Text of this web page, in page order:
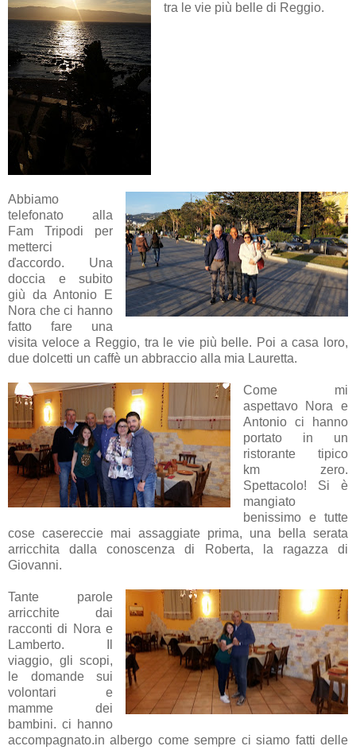
tra le vie più belle di Reggio.
Abbiamo
telefonato alla
Fam Tripodi per
metterci
ďaccordo. Una
doccia e subito
giù da Antonio E
Nora che ci hanno
fatto fare una
visita veloce a Reggio, tra le vie più belle. Poi a casa loro,
due dolcetti un caffè un abbraccio alla mia Lauretta.
Come mi
aspettavo Nora e
Antonio ci hanno
portato in un
ristorante tipico
km zero.
Spettacolo! Si è
mangiato
benissimo e tutte
cose casereccie mai assaggiate prima, una bella serata
arricchita dalla conoscenza di Roberta, la ragazza di
Giovanni.
Tante parole
arricchite dai
racconti di Nora e
Lamberto. Il
viaggio, gli scopi,
le domande sui
volontari e
mamme dei
bambini. ci hanno
accompagnato.in albergo come sempre ci siamo fatti delle